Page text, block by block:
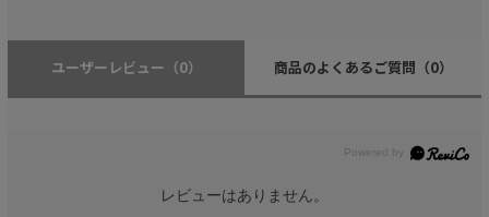
ユーザーレビュー （0） 商品のよくあるご質問 （0）
レビューはありません。